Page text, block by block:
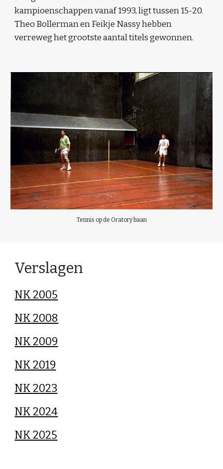
kampioenschappen vanaf 1993, ligt tussen 15-20.
Theo Bollerman en Feikje Nassy hebben
verreweg het grootste aantal titels gewonnen.
Tennis op de Oratory baan
Verslagen
NK 2005
NK 2008
NK 2009
NK 2019
NK 2023
NK 2024
NK 2025